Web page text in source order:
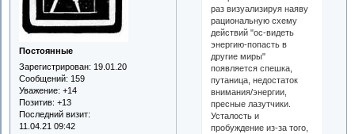
Постоянные
Зарегистрирован: 19.01.20
Сообщений: 159
Уважение: +14
Позитив: +13
Последний визит:
11.04.21 09:42
раз визуализируя наяву
рациональную схему
действий "ос-видеть
энергию-попасть в
другие миры"
появляется спешка,
путаница, недостаток
внимания/энергии,
пресные лазутчики.
Усталость и
пробуждение из-за того,